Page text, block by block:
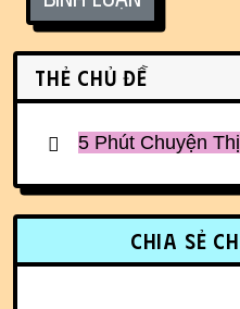
Related content
Thẻ chủ đề
5 Phút Chuyện
More content
Chia sẻ